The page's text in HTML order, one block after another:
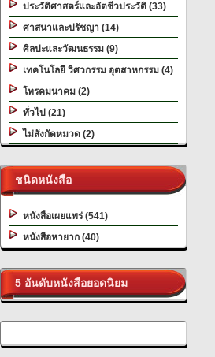
ประวัติศาสตร์และอัตชีวประวัติ (33)
ศาสนาและปรัชญา (14)
ศิลปะและวัฒนธรรม (9)
เทคโนโลยี วิศวกรรม อุตสาหกรรม (4)
โทรคมนาคม (2)
ทั่วไป (21)
ไม่สังกัดหมวด (2)
ชนิดหนังสือ
หนังสือเผยแพร่ (541)
หนังสือหายาก (40)
5 อันดับหนังสือยอดนิยม